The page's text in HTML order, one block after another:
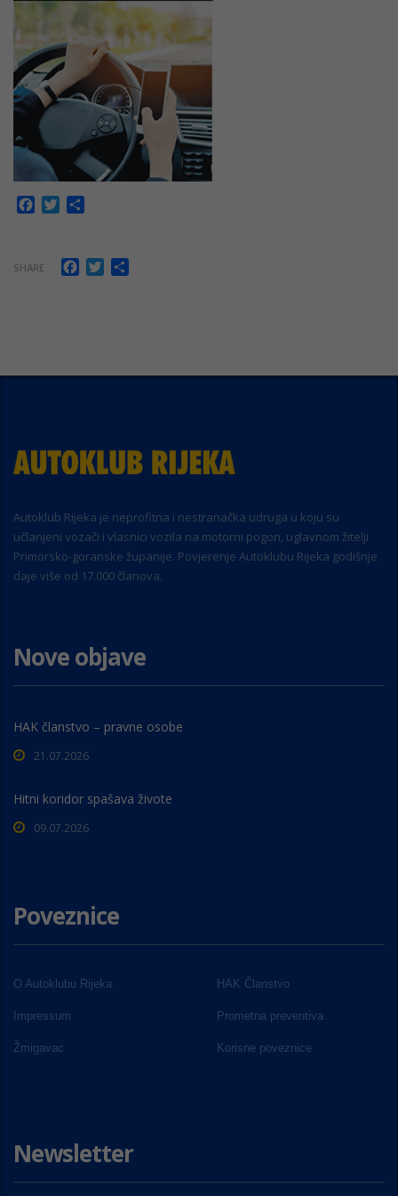
Facebook
Twitter
SHARE Facebook
Twitter
Autoklub Rijeka je neprofitna i nestranačka udruga u koju su
učlanjeni vozači i vlasnici vozila na motorni pogon, uglavnom žitelji
Primorsko-goranske županije. Povjerenje Autoklubu Rijeka godišnje
daje više od 17.000 članova.
Nove objave
HAK članstvo – pravne osobe
21.07.2026
Hitni koridor spašava živote
09.07.2026
Poveznice
O Autoklubu Rijeka HAK Članstvo
Impressum Prometna preventiva
Žmigavac Korisne poveznice
Newsletter